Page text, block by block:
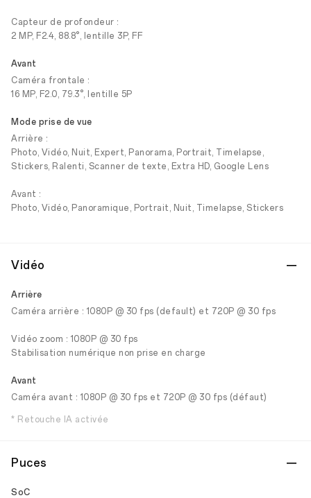
Capteur de profondeur :
2 MP, F2.4, 88.8°, lentille 3P, FF
Avant
Caméra frontale :
16 MP, F2.0, 79.3°, lentille 5P
Mode prise de vue
Arrière :
Photo, Vidéo, Nuit, Expert, Panorama, Portrait, Timelapse,
Stickers, Ralenti, Scanner de texte, Extra HD, Google Lens
Avant :
Photo, Vidéo, Panoramique, Portrait, Nuit, Timelapse, Stickers
Vidéo
Arrière
Caméra arrière : 1080P @ 30 fps (default) et 720P @ 30 fps
Vidéo zoom : 1080P @ 30 fps
Stabilisation numérique non prise en charge
Avant
Caméra avant : 1080P @ 30 fps et 720P @ 30 fps (défaut)
* Retouche IA activée
Puces
SoC